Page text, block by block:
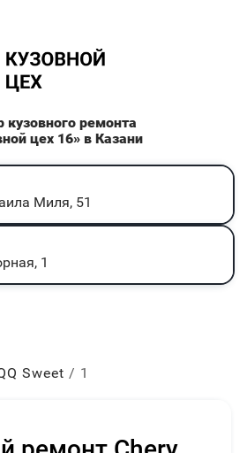
кузовного ремонта
цех 16» в Казани
Миля, 51
1
Sweet 1